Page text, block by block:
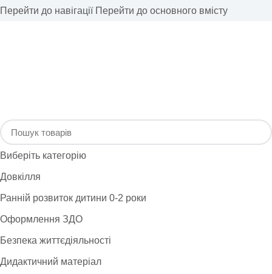
Перейти до навігації Перейти до основного вмісту
Виберіть категорію
Довкілля
Ранній розвиток дитини 0-2 роки
Оформлення ЗДО
Безпека життєдіяльності
Дидактичний матеріал